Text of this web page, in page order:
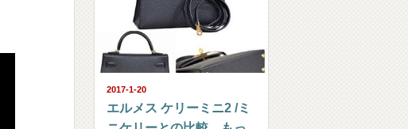
2017-1-20
エルメス ケリーミニ2 /ミ